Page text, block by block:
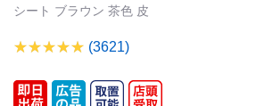
シート ブラウン 茶色 皮
(3621)